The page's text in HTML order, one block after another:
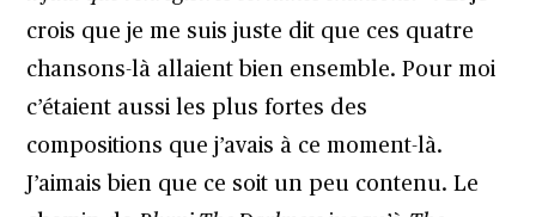
crois que je me suis juste dit que ces quatre
chansons-là allaient bien ensemble. Pour moi
c’étaient aussi les plus fortes des
compositions que j’avais à ce moment-là.
J’aimais bien que ce soit un peu contenu. Le